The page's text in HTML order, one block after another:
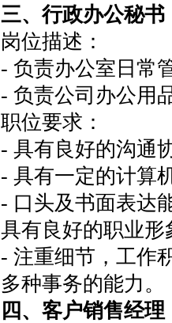
三、行政办公秘书
岗位描述：
- 负责办公室日常
- 负责公司办公用
职位要求：
- 具有良好的沟通
- 具有一定的计算
- 口头及书面表达
具有良好的职业形
- 注重细节，工作
多种事务的能力。
四、客户销售经理